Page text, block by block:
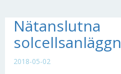
Nätanslutna
2018-05-02